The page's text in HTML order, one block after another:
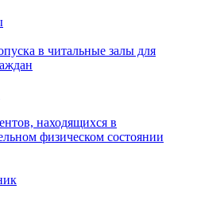
в читальные залы для
находящихся в
физическом состоянии